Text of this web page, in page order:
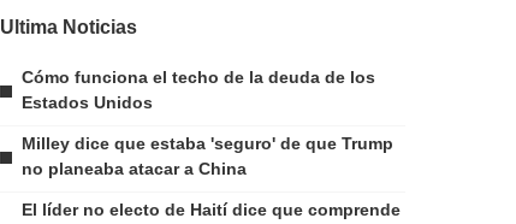
Ultima Noticias
Cómo funciona el techo de la deuda de los
Estados Unidos
Milley dice que estaba 'seguro' de que Trump
no planeaba atacar a China
El líder no electo de Haití dice que comprende